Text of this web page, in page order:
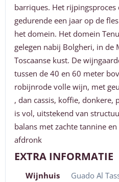
barriques. Het
gedurende een jaar op de
het domein. Het domein
gelegen nabij Bolgheri, in de
Toscaanse kust. De
tussen de 40 en 60 meter
robijnrode volle wijn, met
, dan cassis, koffie, donkere,
is vol, uitstekend van
balans met zachte tannine
afdronk
EXTRA INFORMATIE
Wijnhuis
Guado Al